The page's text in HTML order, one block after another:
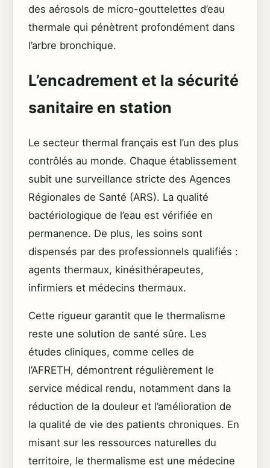
des aérosols de micro-gouttelettes d’eau
thermale qui pénètrent profondément dans
l’arbre bronchique.
L’encadrement et la sécurité
sanitaire en station
Le secteur thermal français est l’un des plus
contrôlés au monde. Chaque établissement
subit une surveillance stricte des Agences
Régionales de Santé (ARS). La qualité
bactériologique de l’eau est vérifiée en
permanence. De plus, les soins sont
dispensés par des professionnels qualifiés :
agents thermaux, kinésithérapeutes,
infirmiers et médecins thermaux.
Cette rigueur garantit que le thermalisme
reste une solution de santé sûre. Les
études cliniques, comme celles de
l’AFRETH, démontrent régulièrement le
service médical rendu, notamment dans la
réduction de la douleur et l’amélioration de
la qualité de vie des patients chroniques. En
misant sur les ressources naturelles du
territoire, le thermalisme est une médecine